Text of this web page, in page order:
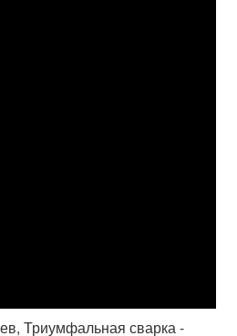
Триумфальная сварка -